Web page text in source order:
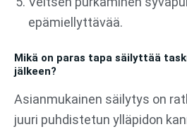
epämiellyttävää.
Mikä on paras tapa säilyttää
jälkeen?
Asianmukainen säilytys on
juuri puhdistetun ylläpidon